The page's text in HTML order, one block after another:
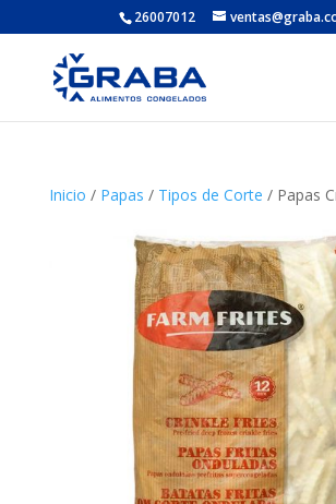
26007012
Inicio / Papas / Tipos de Corte / Papas